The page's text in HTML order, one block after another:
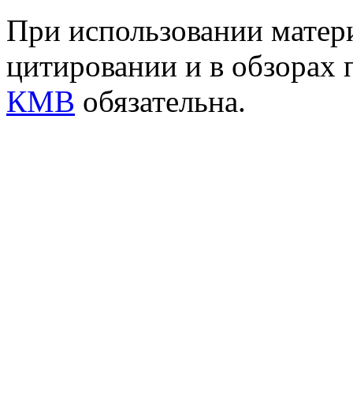
При использовании
цитировании и в обзорах
КМВ обязательна.